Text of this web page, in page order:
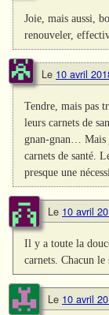
Joie, mais aussi,
renouveler,
Le 10 avril
Tendre, mais pas
leurs carnets de
gnan-gnan… Mais
carnets de santé.
presque une
Le 10 avril
Il y a toute la
carnets. Chacun le
Le 10 avril